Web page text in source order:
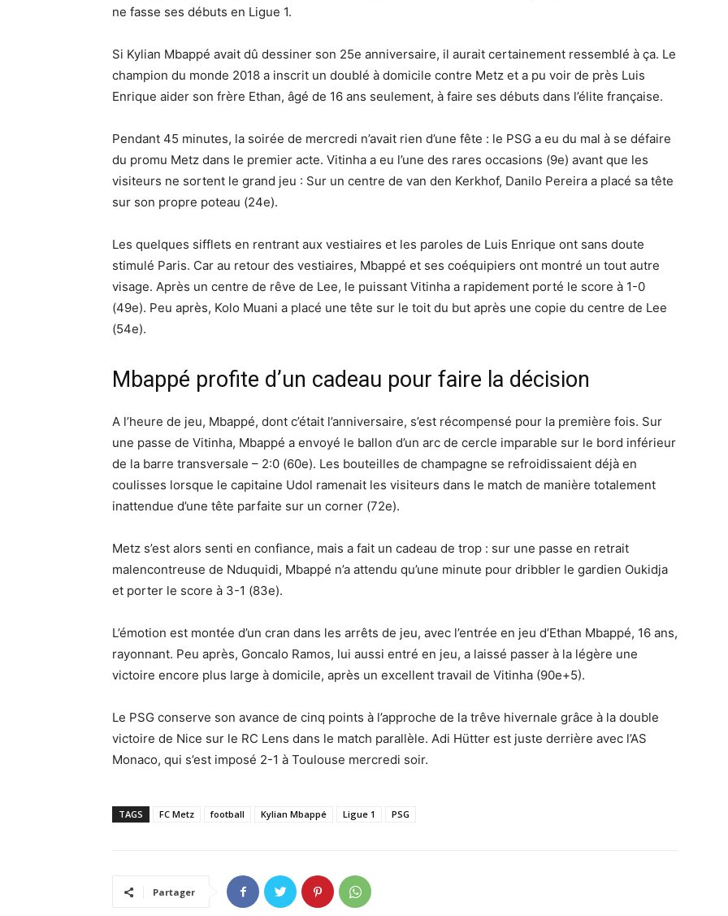
ne fasse ses débuts en Ligue 1.
Si Kylian Mbappé avait dû dessiner son 25e anniversaire, il aurait certainement ressemblé à ça. Le
champion du monde 2018 a inscrit un doublé à domicile contre Metz et a pu voir de près Luis
Enrique aider son frère Ethan, âgé de 16 ans seulement, à faire ses débuts dans l’élite française.
Pendant 45 minutes, la soirée de mercredi n’avait rien d’une fête : le PSG a eu du mal à se défaire
du promu Metz dans le premier acte. Vitinha a eu l’une des rares occasions (9e) avant que les
visiteurs ne sortent le grand jeu : Sur un centre de van den Kerkhof, Danilo Pereira a placé sa tête
sur son propre poteau (24e).
Les quelques sifflets en rentrant aux vestiaires et les paroles de Luis Enrique ont sans doute
stimulé Paris. Car au retour des vestiaires, Mbappé et ses coéquipiers ont montré un tout autre
visage. Après un centre de rêve de Lee, le puissant Vitinha a rapidement porté le score à 1-0
(49e). Peu après, Kolo Muani a placé une tête sur le toit du but après une copie du centre de Lee
(54e).
Mbappé profite d’un cadeau pour faire la décision
A l’heure de jeu, Mbappé, dont c’était l’anniversaire, s’est récompensé pour la première fois. Sur
une passe de Vitinha, Mbappé a envoyé le ballon d’un arc de cercle imparable sur le bord inférieur
de la barre transversale – 2:0 (60e). Les bouteilles de champagne se refroidissaient déjà en
coulisses lorsque le capitaine Udol ramenait les visiteurs dans le match de manière totalement
inattendue d’une tête parfaite sur un corner (72e).
Metz s’est alors senti en confiance, mais a fait un cadeau de trop : sur une passe en retrait
malencontreuse de Nduquidi, Mbappé n’a attendu qu’une minute pour dribbler le gardien Oukidja
et porter le score à 3-1 (83e).
L’émotion est montée d’un cran dans les arrêts de jeu, avec l’entrée en jeu d’Ethan Mbappé, 16 ans,
rayonnant. Peu après, Goncalo Ramos, lui aussi entré en jeu, a laissé passer à la légère une
victoire encore plus large à domicile, après un excellent travail de Vitinha (90e+5).
Le PSG conserve son avance de cinq points à l’approche de la trêve hivernale grâce à la double
victoire de Nice sur le RC Lens dans le match parallèle. Adi Hütter est juste derrière avec l’AS
Monaco, qui s’est imposé 2-1 à Toulouse mercredi soir.
TAGS FC Metz football Kylian Mbappé Ligue 1 PSG
Partager